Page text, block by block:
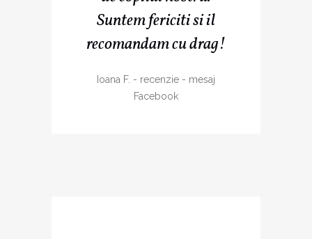
Suntem fericiti si il
recomandam cu drag!
Ioana F. - recenzie - mesaj
Facebook